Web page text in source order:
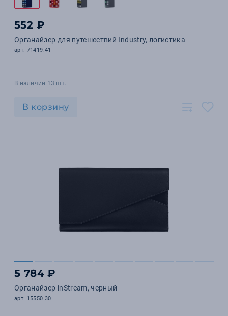
552 ₽
Органайзер для путешествий Industry, логистика
арт. 71419.41
В наличии 13 шт.
В корзину
5 784 ₽
Органайзер inStream, черный
арт. 15550.30